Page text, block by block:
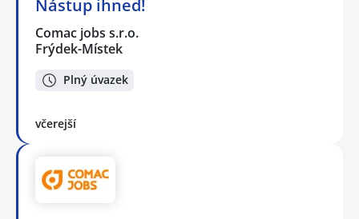
Nástup ihned!
Comac jobs s.r.o.
Frýdek-Místek
Plný úvazek
včerejší